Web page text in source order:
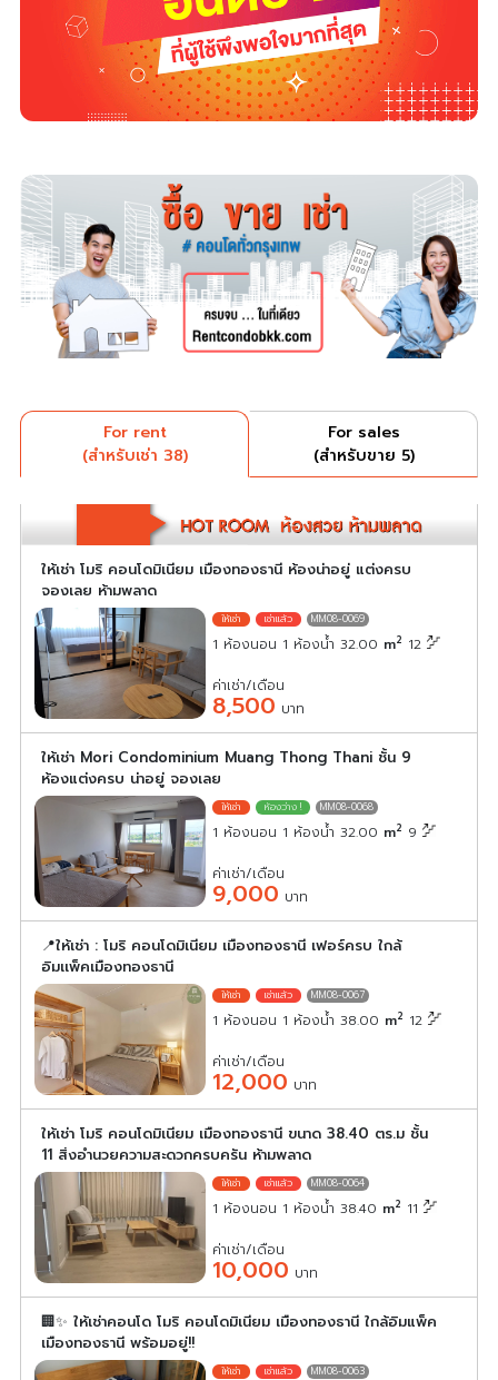
For rent
(สำหรับเช่า 38)
For sales
(สำหรับขาย 5)
ให้เช่า โมริ คอนโดมิเนียม เมืองทองธานี ห้องน่าอยู่ แต่งครบ
จองเลย ห้ามพลาด
MM08-0069
1 ห้องนอน 1 ห้องน้ำ 32.00 m2 12
ค่าเช่า/เดือน
8,500 บาท
ให้เช่า Mori Condominium Muang Thong Thani ชั้น 9
ห้องแต่งครบ น่าอยู่ จองเลย
MM08-0068
1 ห้องนอน 1 ห้องน้ำ 32.00 m2 9
ค่าเช่า/เดือน
9,000 บาท
📍ให้เช่า : โมริ คอนโดมิเนียม เมืองทองธานี เฟอร์ครบ ใกล้
อิมเเพ็คเมืองทองธานี
MM08-0067
1 ห้องนอน 1 ห้องน้ำ 38.00 m2 12
ค่าเช่า/เดือน
12,000 บาท
ให้เช่า โมริ คอนโดมิเนียม เมืองทองธานี ขนาด 38.40 ตร.ม ชั้น
11 สิ่งอำนวยความสะดวกครบครัน ห้ามพลาด
MM08-0064
1 ห้องนอน 1 ห้องน้ำ 38.40 m2 11
ค่าเช่า/เดือน
10,000 บาท
🏢✨ ให้เช่าคอนโด โมริ คอนโดมิเนียม เมืองทองธานี ใกล้อิมแพ็ค
เมืองทองธานี พร้อมอยู่!!
MM08-0063